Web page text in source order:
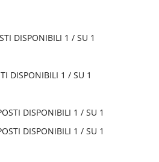
DISPONIBILI 1 / SU 1
DISPONIBILI 1 / SU 1
DISPONIBILI 1 / SU 1
DISPONIBILI 1 / SU 1